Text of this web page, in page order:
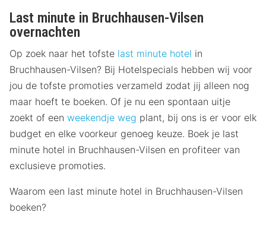
Last minute in Bruchhausen-Vilsen
overnachten
Op zoek naar het tofste last minute hotel in
Bruchhausen-Vilsen? Bij Hotelspecials hebben wij voor
jou de tofste promoties verzameld zodat jij alleen nog
maar hoeft te boeken. Of je nu een spontaan uitje
zoekt of een weekendje weg plant, bij ons is er voor elk
budget en elke voorkeur genoeg keuze. Boek je last
minute hotel in Bruchhausen-Vilsen en profiteer van
exclusieve promoties.
Waarom een last minute hotel in Bruchhausen-Vilsen
boeken?